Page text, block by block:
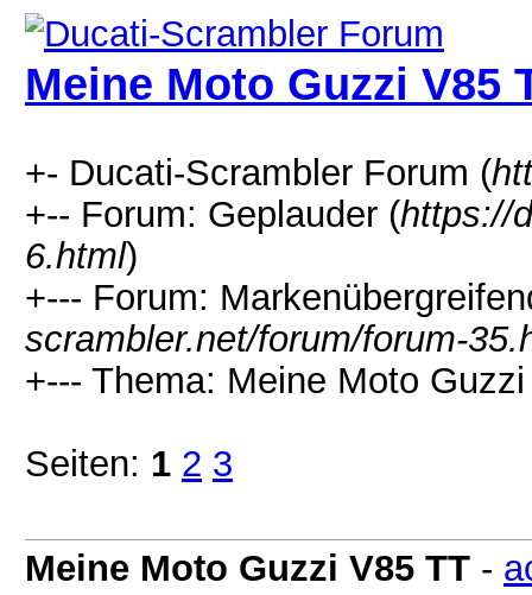
Meine Moto Guzzi V85
+- Ducati-Scrambler Forum (
+-- Forum: Geplauder (https://
6.html)
+--- Forum:
scrambler.net/forum/forum-
+--- Thema: Meine Moto
Seiten: 1 2 3
Meine Moto Guzzi V85 TT -